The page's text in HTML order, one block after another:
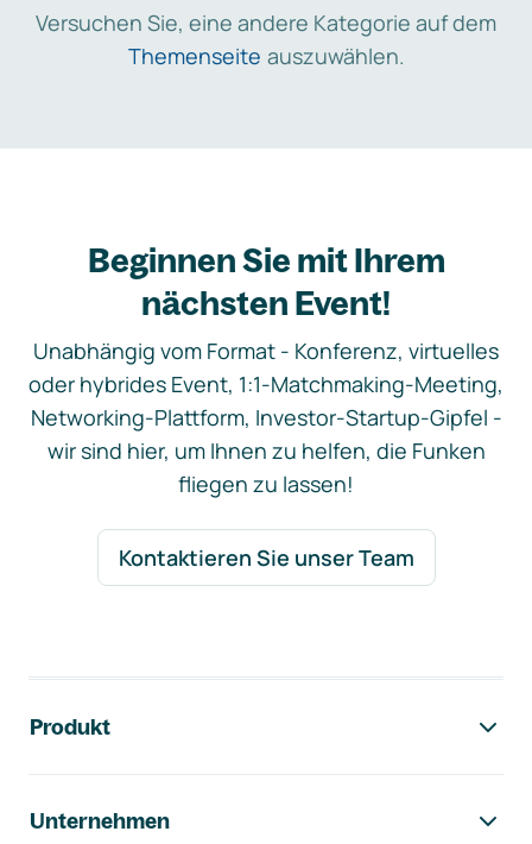
Versuchen Sie, eine andere Kategorie auf dem
Themenseite auszuwählen.
Beginnen Sie mit Ihrem
nächsten Event!
Unabhängig vom Format - Konferenz, virtuelles
oder hybrides Event, 1:1-Matchmaking-Meeting,
Networking-Plattform, Investor-Startup-Gipfel -
wir sind hier, um Ihnen zu helfen, die Funken
fliegen zu lassen!
Kontaktieren Sie unser Team
Produkt
Unternehmen